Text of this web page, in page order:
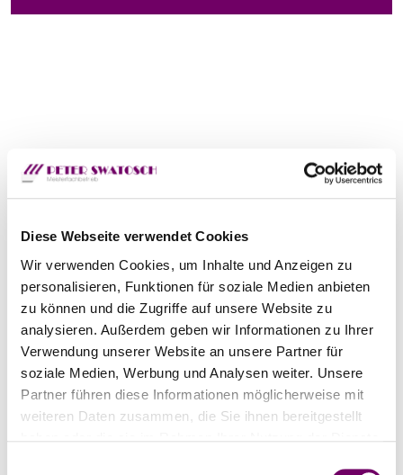
Diese Webseite verwendet Cookies
Wir verwenden Cookies, um Inhalte und Anzeigen zu
personalisieren, Funktionen für soziale Medien anbieten
zu können und die Zugriffe auf unsere Website zu
analysieren. Außerdem geben wir Informationen zu Ihrer
Verwendung unserer Website an unsere Partner für
soziale Medien, Werbung und Analysen weiter. Unsere
Partner führen diese Informationen möglicherweise mit
weiteren Daten zusammen, die Sie ihnen bereitgestellt